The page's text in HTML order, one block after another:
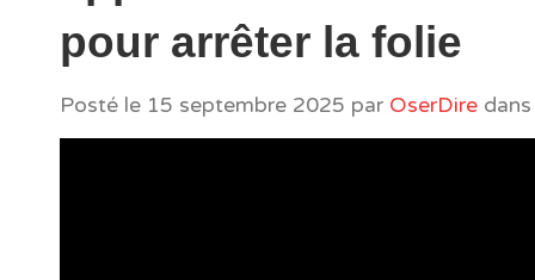
pour arrêter la folie
Posté le 15 septembre 2025 par OserDire dans